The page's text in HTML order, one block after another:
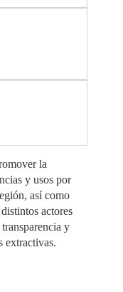
la
y usos por
así como
actores
y
extractivas.